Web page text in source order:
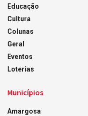
Educação
Cultura
Colunas
Geral
Eventos
Loterias
Municípios
Amargosa